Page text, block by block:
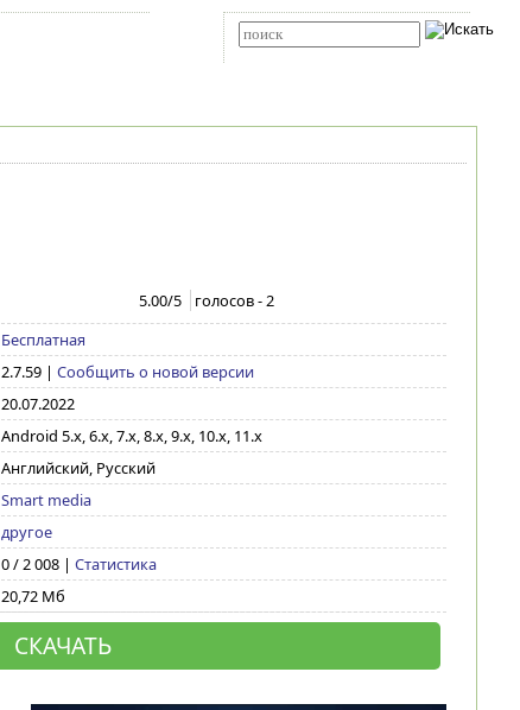
5.00/5 голосов -2
Бесплатная
2.7.59| Сообщить о новой версии
20.07.2022
Android 5.x, 6.x, 7.x, 8.x, 9.x, 10.x, 11.x
Английский, Русский
Smart media
другое
0 / 2 008 | Статистика
20,72 Мб
СКАЧАТЬ